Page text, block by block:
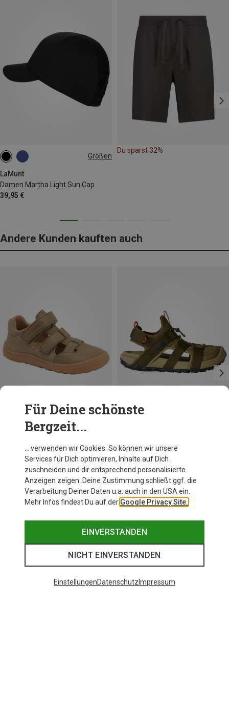
Größen
LaMunt
Damen Martha Light Sun Cap
39,95 €
ONE SIZE
Du sparst 32%
Andere Kunden kauften auch
Du sparst bis 28%
Für Deine schönste
Bergzeit...
… verwenden wir Cookies. So können wir unsere
Services für Dich optimieren, Inhalte auf Dich
zuschneiden und dir entsprechend personalisierte
Anzeigen zeigen. Deine Zustimmung schließt ggf. die
Verarbeitung Deiner Daten u.a. auch in den USA ein.
Mehr Infos findest Du auf der Google Privacy Site.
EINVERSTANDEN
NICHT EINVERSTANDEN
EinstellungenDatenschutz Impressum